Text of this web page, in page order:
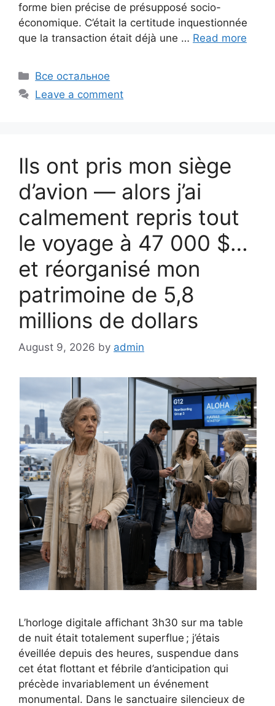
forme bien précise de présupposé socio-
économique. C’était la certitude inquestionnée
que la transaction était déjà une … Read more
Categories
Все остальное
Leave a comment
Ils ont pris mon siège
d’avion — alors j’ai
calmement repris tout
le voyage à 47 000 $…
et réorganisé mon
patrimoine de 5,8
millions de dollars
August 9, 2026 by admin
L’horloge digitale affichant 3h30 sur ma table
de nuit était totalement superflue ; j’étais
éveillée depuis des heures, suspendue dans
cet état flottant et fébrile d’anticipation qui
précède invariablement un événement
monumental. Dans le sanctuaire silencieux de